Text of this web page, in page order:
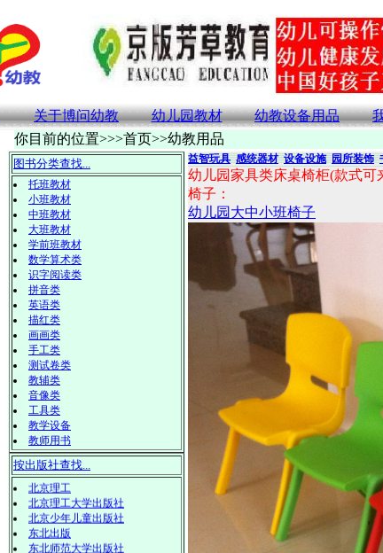
关于博问幼教 幼儿园教材 幼教设备用品
你目前的位置>>>首页>>幼教用品
图书分类查找...
托班教材
小班教材
中班教材
大班教材
学前班教材
数学算术类
识字阅读类
拼音类
英语类
描红类
画画类
手工类
测试卷类
教辅类
音像类
工具类
教学设备
教师用书
按出版社查找...
安徽美术出版社
北方妇女儿童出版社
北京教育
北京理工
北京理工大学出版社
北京少年儿童出版社
东北出版
益智玩具 感统器材 设备设施 园所装饰
幼儿园家具类床桌椅柜(款式可
椅子：
幼儿园大中小班椅子